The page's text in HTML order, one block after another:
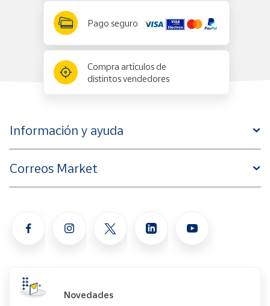
Pago seguro
Compra artículos de
distintos vendedores
Información y ayuda
Correos Market
Novedades